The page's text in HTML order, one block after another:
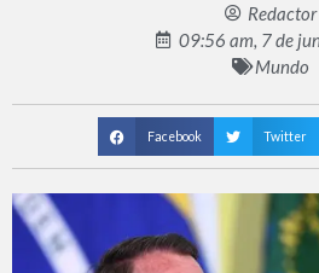
Redactor
09:56 am, 7 de
Mundo
Facebook Twitter